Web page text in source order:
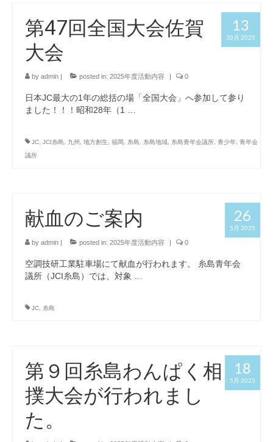
13
10月 2025
第47回全国大会佐賀
大会
by admin | posted in: 2025年度活動内容 | 0
日本JC最大の1年の総括の場「全国大会」へ参加して参り
ました！！！昭和28年（1 …
JC JCI糸島 九州 地方創生 福岡 糸島 糸島地域 糸島青年会議所 青少年 青年会
議所
26
5月 2025
献血のご案内
by admin | posted in: 2025年度活動内容 | 0
空調技研工業駐車場にて献血が行われます。 糸島青年会
議所（JCI糸島）では、対象 …
JC 糸島
18
5月 2025
第９回糸島わんぱく相
撲大会が行われまし
た。